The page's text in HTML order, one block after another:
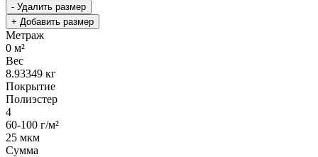
- Удалить размер
+ Добавить размер
Метраж
0 м²
Вес
8.93349 кг
Покрытие
Полиэстер
4
60-100 г/м²
25 мкм
Сумма